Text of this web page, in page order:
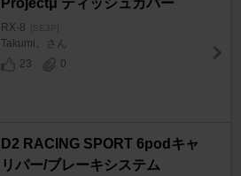
Projectμ ティッシュカバー
RX-8 [SE3P]
Takumi。さん
23
0
D2 RACING SPORT 6podキャ
リパー/ブレーキシステム